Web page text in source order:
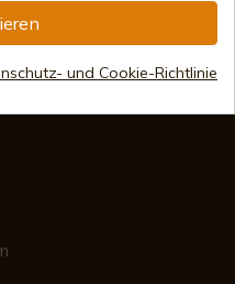
Versand
und Cookie-Richtlinie